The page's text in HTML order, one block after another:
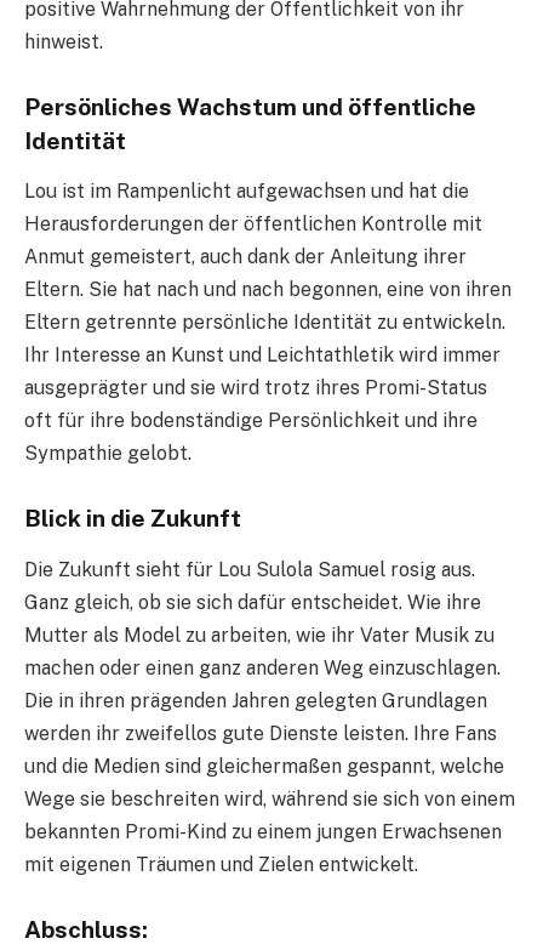
positive Wahrnehmung der Öffentlichkeit von ihr
hinweist.
Persönliches Wachstum und öffentliche
Identität
Lou ist im Rampenlicht aufgewachsen und hat die
Herausforderungen der öffentlichen Kontrolle mit
Anmut gemeistert, auch dank der Anleitung ihrer
Eltern. Sie hat nach und nach begonnen, eine von ihren
Eltern getrennte persönliche Identität zu entwickeln.
Ihr Interesse an Kunst und Leichtathletik wird immer
ausgeprägter und sie wird trotz ihres Promi-Status
oft für ihre bodenständige Persönlichkeit und ihre
Sympathie gelobt.
Blick in die Zukunft
Die Zukunft sieht für Lou Sulola Samuel rosig aus.
Ganz gleich, ob sie sich dafür entscheidet. Wie ihre
Mutter als Model zu arbeiten, wie ihr Vater Musik zu
machen oder einen ganz anderen Weg einzuschlagen.
Die in ihren prägenden Jahren gelegten Grundlagen
werden ihr zweifellos gute Dienste leisten. Ihre Fans
und die Medien sind gleichermaßen gespannt, welche
Wege sie beschreiten wird, während sie sich von einem
bekannten Promi-Kind zu einem jungen Erwachsenen
mit eigenen Träumen und Zielen entwickelt.
Abschluss: